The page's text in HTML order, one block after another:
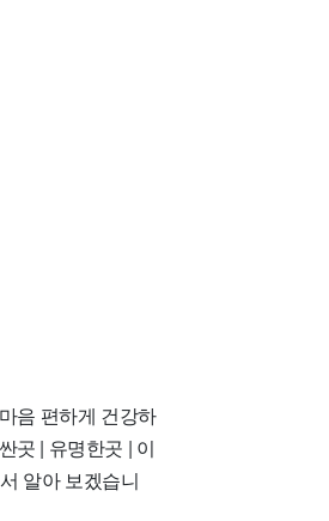
음 편하게 건강하
곳 | 유명한곳 | 이
알아 보겠습니